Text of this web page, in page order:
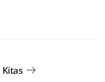
Įrašų
puslapiavimas
Kitas